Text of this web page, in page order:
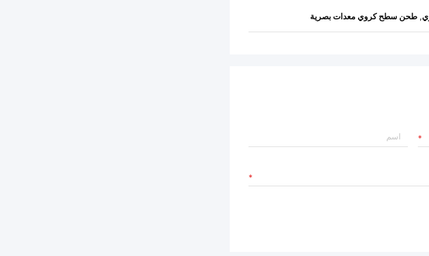
, طحن سطح كروي معدات بصرية